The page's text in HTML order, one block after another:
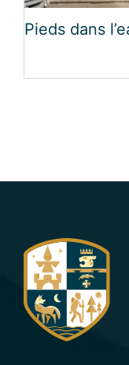
Pieds dans